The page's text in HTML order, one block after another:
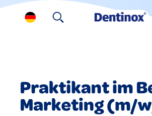
Praktikant im
Marketing (m/